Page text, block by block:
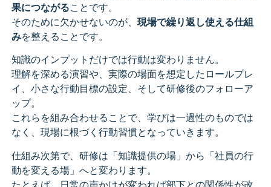
果につながることです。
そのために欠かせないのが、 現場で繰り返し使える仕組
みを整えることです。
知識のインプットだけでは行動は変わりません。
理解を深める演習や、実際の場面を想定したロールプレ
イ、小さな行動目標の設定、そして研修後のフォローア
ップ。
これらを組み合わせることで、学びは一過性のものでは
なく、現場に根づく行動習慣となっていきます。
仕組み次第で、研修は「知識提供の場」から「社員の行
動を変える場」へと変わります。
たとえば、日常の声かけが変われば部下との関係性が改